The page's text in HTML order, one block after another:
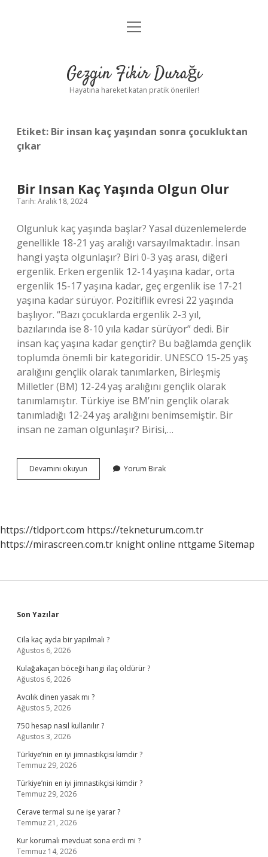
Anasayfa
Yasal Uyarı
menüyü
Gezgin Fikir Durağı
Hayatına hareket katan pratik öneriler!
Etiket: Bir insan kaç yaşından sonra çocukluktan
çıkar
Bir Insan Kaç Yaşında Olgun Olur
Tarih: Aralık 18, 2024
Olgunluk kaç yaşında başlar? Yasal düzenlemelerde
genellikle 18-21 yaş aralığı varsayılmaktadır. İnsan
hangi yaşta olgunlaşır? Biri 0-3 yaş arası, diğeri
ergenlik. Erken ergenlik 12-14 yaşına kadar, orta
ergenlik 15-17 yaşına kadar, geç ergenlik ise 17-21
yaşına kadar sürüyor. Pozitiflik evresi 22 yaşında
başlıyor. “Bazı çocuklarda ergenlik 2-3 yıl,
bazılarında ise 8-10 yıla kadar sürüyor” dedi. Bir
insan kaç yaşına kadar gençtir? Bu bağlamda gençlik
toplumda önemli bir kategoridir. UNESCO 15-25 yaş
aralığını gençlik olarak tanımlarken, Birleşmiş
Milletler (BM) 12-24 yaş aralığını gençlik olarak
tanımlamıştır. Türkiye ise BM’nin gençlik olarak
tanımladığı 12-24 yaş aralığını benimsemiştir. Bir
insan ne zaman olgunlaşır? Birisi,…
Devamını okuyun
Insan
Yorum Bırak
https://tldport.com https://tekneturum.com.tr
https://mirascreen.com.tr knight online nttgame Sitemap
Sidebar
Son Yazılar
Cila kaç ayda bir yapılmalı ?
Ağustos 6, 2026
Kulağakaçan böceği hangi ilaç öldürür ?
Ağustos 6, 2026
Avcılık dinen yasak mı ?
Ağustos 5, 2026
750 hesap nasıl kullanılır ?
Ağustos 3, 2026
Türkiye’nin en iyi jimnastikçisi kimdir ?
Temmuz 29, 2026
Türkiye’nin en iyi jimnastikçisi kimdir ?
Temmuz 29, 2026
Cerave termal su ne işe yarar ?
Temmuz 21, 2026
Kur korumalı mevduat sona erdi mi ?
Temmuz 14, 2026